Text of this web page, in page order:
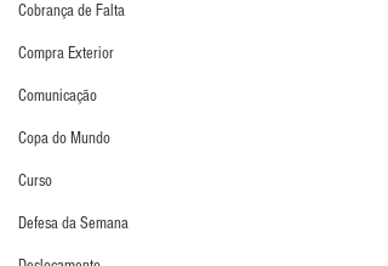
Cobrança de Falta
Compra Exterior
Comunicação
Copa do Mundo
Curso
Defesa da Semana